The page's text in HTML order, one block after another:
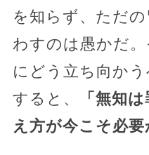
を知らず、ただ
わすのは愚かだ
にどう立ち向か
すると、
「無知
え方が今こそ必要